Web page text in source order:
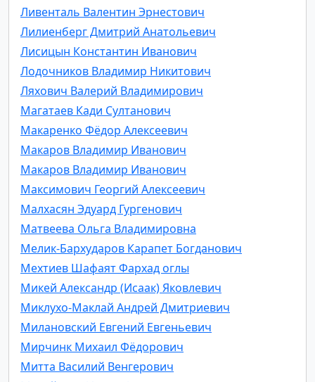
Ливенталь Валентин Эрнестович
Лилиенберг Дмитрий Анатольевич
Лисицын Константин Иванович
Лодочников Владимир Никитович
Ляхович Валерий Владимирович
Магатаев Кади Султанович
Макаренко Фёдор Алексеевич
Макаров Владимир Иванович
Макаров Владимир Иванович
Максимович Георгий Алексеевич
Малхасян Эдуард Гургенович
Матвеева Ольга Владимировна
Мелик-Бархударов Карапет Богданович
Мехтиев Шафаят Фархад оглы
Микей Александр (Исаак) Яковлевич
Миклухо-Маклай Андрей Дмитриевич
Милановский Евгений Евгеньевич
Мирчинк Михаил Фёдорович
Митта Василий Венгерович